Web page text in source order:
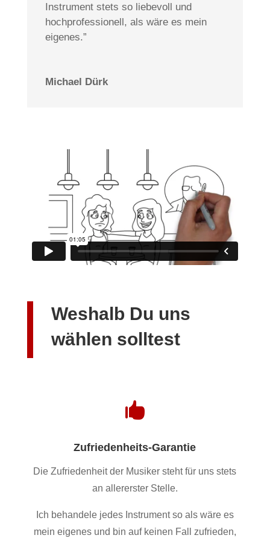
Instrument stets so liebevoll und
hochprofessionell, als wäre es mein
eigenes.”
Michael Dürk
Weshalb Du uns
wählen solltest

Zufriedenheits-Garantie
Die Zufriedenheit der Musiker steht für uns stets
an allererster Stelle.
Ich behandele jedes Instrument so als wäre es
mein eigenes und bin auf keinen Fall zufrieden,